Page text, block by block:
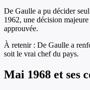
De Gaulle a pu décider
1962, une décision
approuvée.
À retenir : De Gaulle a
soit le vrai chef du pays.
Mai 1968 et ses